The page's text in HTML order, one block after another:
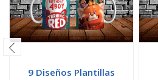
9 Diseños Plantillas